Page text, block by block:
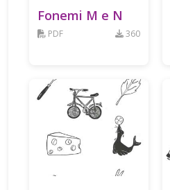
Fonemi M e N
PDF 360